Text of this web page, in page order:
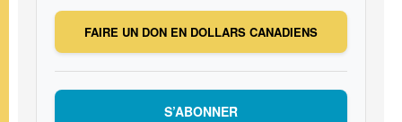
FAIRE UN DON EN DOLLARS CANADIENS
S’ABONNER